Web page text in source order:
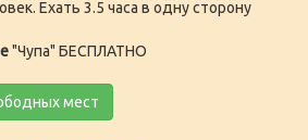
Ехать 3.5 часа в одну сторону
"Чупа" БЕСПЛАТНО
мест